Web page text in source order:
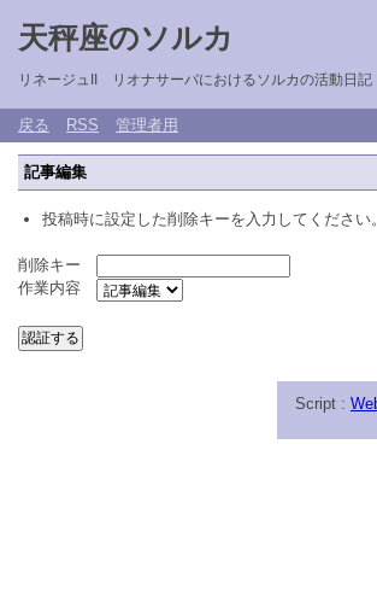
天秤座のソルカ
リネージュII リオナサーバにおけるソルカの活動日記
戻る RSS 管理者用
記事編集
投稿時に設定した削除キーを入力してください。
削除キー
作業内容
Script :